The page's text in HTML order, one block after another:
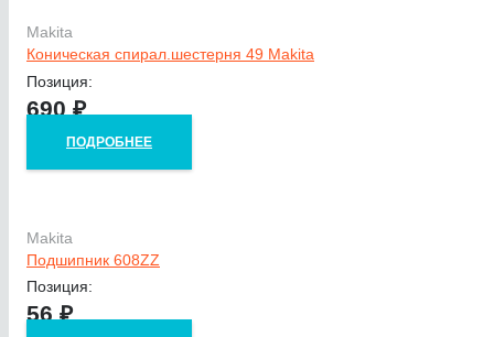
Makita
Коническая спирал.шестерня 49 Makita
Позиция:
690₽
ПОДРОБНЕЕ
Makita
Подшипник 608ZZ
Позиция:
56₽